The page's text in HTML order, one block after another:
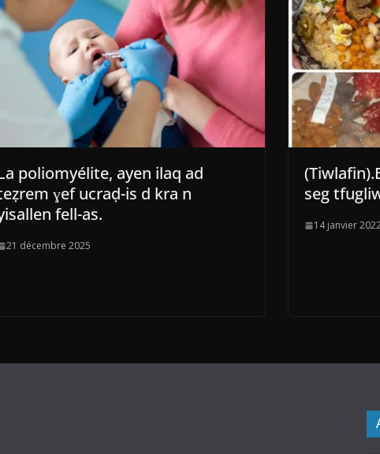
poliomyélite, ayen ilaq ad
ɣef ucraḍ-is d kra n
fell-as.
21 décembre 2025
seg
14 janvier